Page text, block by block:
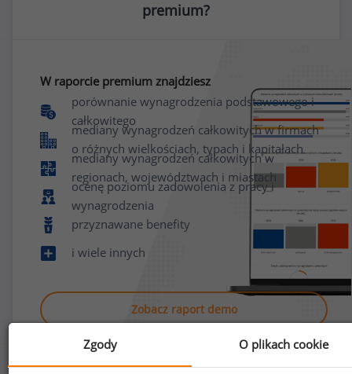
premium?
W raporcie premium znajdziesz
porównanie wynagrodzenia podstawowego i
całkowitego
mediany wynagrodzeń całkowitych w firmach
o różnych wielkościach, typach i kapitałach
mediany wynagrodzeń całkowitych w
regionach, województwach i miastach
ocenę poziomu zadowolenia z pracy i
wynagrodzenia
przyznawane benefity
i wiele innych
Zobacz raport demo
Zgody O plikach cookie